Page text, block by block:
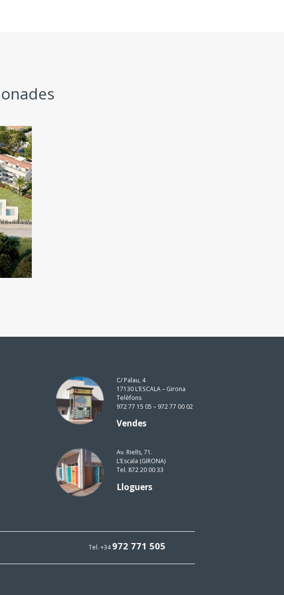
C/ Palau, 4
17130 L’ESCALA – Girona
Telèfons
972 77 15 05 – 972 77 00 02
Vendes
Av. Riells, 71.
L’Escala (GIRONA)
Tel. 872 20 00 33
Lloguers
Tel. +34972 771 505